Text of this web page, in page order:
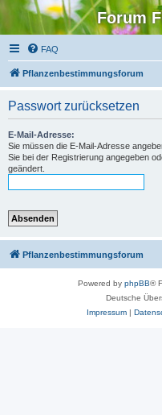
Forum
FAQ
Pflanzenbestimmungsforum
Passwort zurücksetzen
E-Mail-Adresse:
Sie müssen die E-Mail-Adresse
Sie bei der Registrierung angegeben
geändert.
Pflanzenbestimmungsforum
Powered by phpBB®
Deutsche
Impressum |